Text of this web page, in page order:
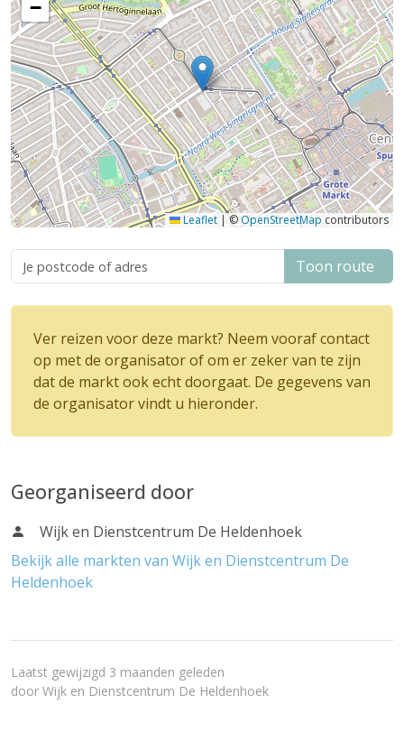
−
Leaflet |© OpenStreetMap contributors
Toon route
Ver reizen voor deze markt? Neem vooraf contact
op met de organisator of om er zeker van te zijn
dat de markt ook echt doorgaat. De gegevens van
de organisator vindt u hieronder.
Georganiseerd door
Wijk en Dienstcentrum De Heldenhoek
Bekijk alle markten van Wijk en Dienstcentrum De
Heldenhoek
Laatst gewijzigd 3 maanden geleden
door Wijk en Dienstcentrum De Heldenhoek